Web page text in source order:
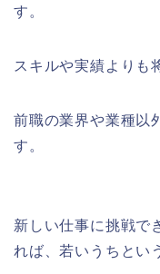
す。
スキルや実績よりも
前職の業界や業種以
す。
新しい仕事に挑戦で
れば、若いうちとい